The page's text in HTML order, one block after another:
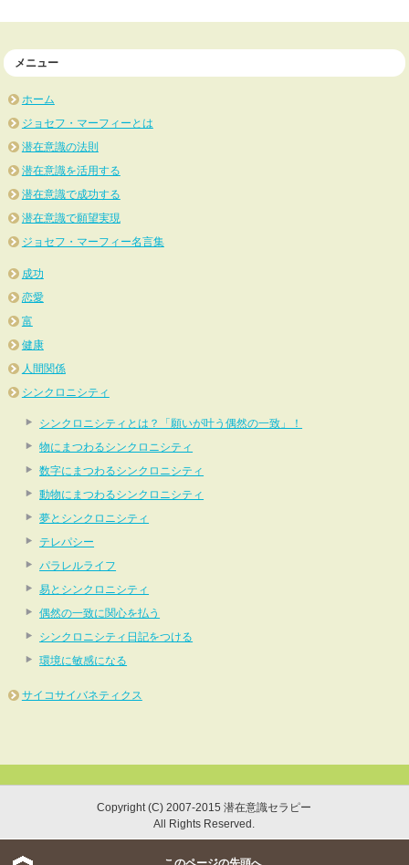
メニュー
ホーム
ジョセフ・マーフィーとは
潜在意識の法則
潜在意識を活用する
潜在意識で成功する
潜在意識で願望実現
ジョセフ・マーフィー名言集
成功
恋愛
富
健康
人間関係
シンクロニシティ
シンクロニシティとは？「願いが叶う偶然の一致」！
物にまつわるシンクロニシティ
数字にまつわるシンクロニシティ
動物にまつわるシンクロニシティ
夢とシンクロニシティ
テレパシー
パラレルライフ
易とシンクロニシティ
偶然の一致に関心を払う
シンクロニシティ日記をつける
環境に敏感になる
サイコサイバネティクス
Copyright (C) 2007-2015 潜在意識セラピー
All Rights Reserved.